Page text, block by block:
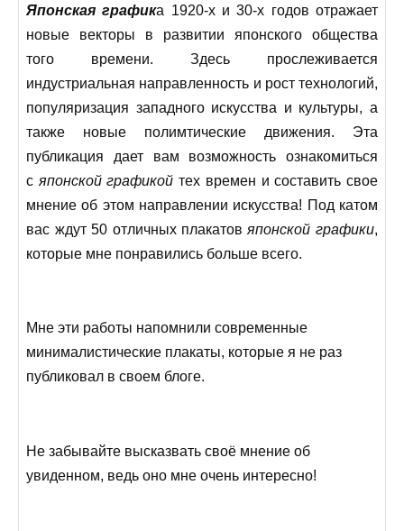
Японская графика 1920-х и 30-х годов отражает
новые векторы в развитии японского общества
того времени. Здесь прослеживается
индустриальная направленность и рост технологий,
популяризация западного искусства и культуры, а
также новые полимтические движения. Эта
публикация дает вам возможность ознакомиться
с японской графикой тех времен и составить свое
мнение об этом направлении искусства! Под катом
вас ждут 50 отличных плакатовяпонской графики,
которые мне понравились больше всего.
Мне эти работы напомнили современные
минималистические плакаты, которые я не раз
публиковал в своем блоге.
Не забывайте высказвать своё мнение об
увиденном, ведь оно мне очень интересно!